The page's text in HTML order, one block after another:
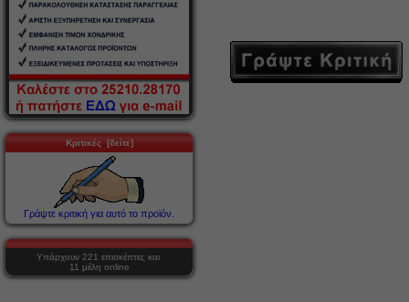
Κριτικές [δείτε]
Γράψτε κριτική για αυτό το προϊόν.
Υπάρχουν 221 επισκέπτες και
11 μέλη online